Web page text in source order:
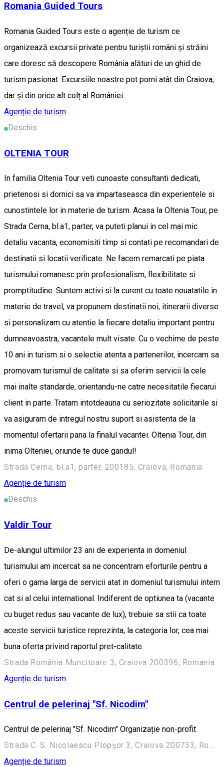
Romania Guided Tours
Romania Guided Tours este o agenție de turism ce
organizează excursii private pentru turiștii români și străini
care doresc să descopere România alături de un ghid de
turism pasionat. Excursiile noastre pot porni atât din Craiova,
dar și din orice alt colț al României.
Agenție de turism
Deschis
OLTENIA TOUR
In familia Oltenia Tour veti cunoaste consultanti dedicati,
prietenosi si dornici sa va impartaseasca din experientele si
cunostintele lor in materie de turism. Acasa la Oltenia Tour, pe
Strada Cerna, bl.a1, parter, va puteti planui in cel mai mic
detaliu vacanta, economisiti timp si contati pe recomandari de
destinatii si locatii verificate. Ne facem remarcati pe piata
turismului romanesc prin profesionalism, flexibilitate si
promptitudine. Suntem activi si la curent cu toate nouatatile in
materie de travel, va propunem destinatii noi, itinerarii diverse
si personalizam cu atentie la fiecare detaliu important pentru
dumneavoastra, vacantele mult visate. Cu o vechime de peste
10 ani in turism si o selectie atenta a partenerilor, incercam sa
promovam turismul de calitate si sa oferim servicii la cele
mai inalte standarde, orientandu-ne catre necesitatile fiecarui
client in parte. Tratam intotdeauna cu seriozitate solicitarile si
va asiguram de intregul nostru suport si asistenta de la
momentul ofertarii pana la finalul vacantei. Oltenia Tour, din
inima Olteniei, oriunde te duce gandul!
Strada Cerna, bl.a1, parter, 200185, Craiova, Romania
Agenție de turism
Deschis
Valdir Tour
De-alungul ultimilor 23 ani de experienta in domeniul
turismului am incercat sa ne concentram eforturile pentru a
oferi o gama larga de servicii atat in domeniul turismului intern
cat si al celui international. Indiferent de optiunea ta (vacante
cu buget redus sau vacante de lux), trebuie sa stii ca toate
aceste servicii turistice reprezinta, la categori­a lor, cea mai
buna oferta privind raportul pret-calitate.
Strada România Muncitoare 3, Craiova 200396, Romania
Agenție de turism
Centrul de pelerinaj "Sf. Nicodim"
Centrul de pelerinaj "Sf. Nicodim" Organizație non-profit
Strada C. S. Nicolaescu Plopșor 3, Craiova 200733, Romania
Agenție de turism